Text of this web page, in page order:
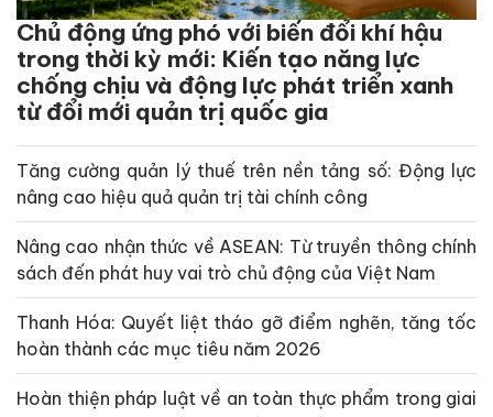
Chủ động ứng phó với biến đổi khí hậu
trong thời kỳ mới: Kiến tạo năng lực
chống chịu và động lực phát triển xanh
từ đổi mới quản trị quốc gia
Tăng cường quản lý thuế trên nền tảng số: Động lực
nâng cao hiệu quả quản trị tài chính công
Nâng cao nhận thức về ASEAN: Từ truyền thông chính
sách đến phát huy vai trò chủ động của Việt Nam
Thanh Hóa: Quyết liệt tháo gỡ điểm nghẽn, tăng tốc
hoàn thành các mục tiêu năm 2026
Hoàn thiện pháp luật về an toàn thực phẩm trong giai